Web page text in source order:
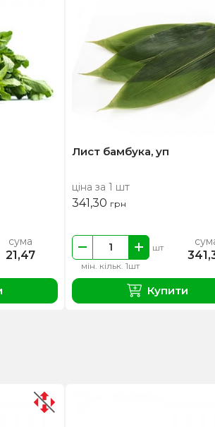
сума
21,47
Лист бамбука, уп
ціна за 1 шт
341,30 грн
мін. кільк. 1шт
шт
Купити